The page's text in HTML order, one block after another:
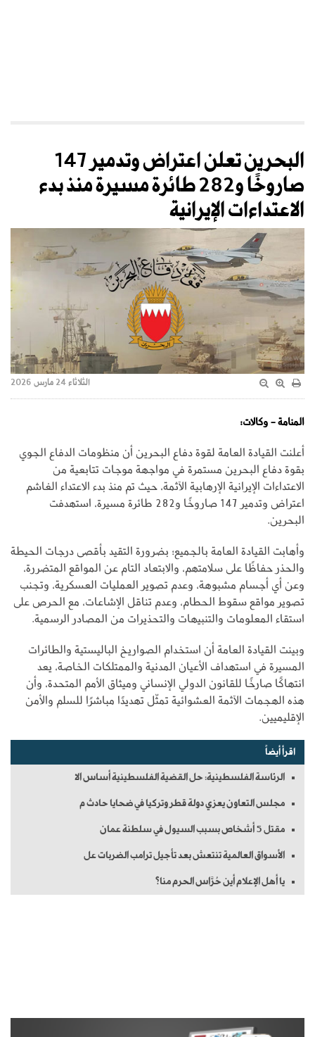
البحرين تعلن اعتراض وتدمير 147
صاروخًا و282 طائرة مسيرة منذ بدء
الاعتداءات الإيرانية
الثلاثاء 24 مارس 2026
المنامة - وكالات:
أعلنت القيادة العامة لقوة دفاع البحرين أن منظومات الدفاع الجوي
بقوة دفاع البحرين مستمرة في مواجهة موجات تتابعية من
الاعتداءات الإيرانية الإرهابية الآثمة، حيث تم منذ بدء الاعتداء الغاشم
اعتراض وتدمير 147 صاروخًا و282 طائرة مسيرة، استهدفت
البحرين.
وأهابت القيادة العامة بالجميع؛ بضرورة التقيد بأقصى درجات الحيطة
والحذر حفاظًا على سلامتهم، والابتعاد التام عن المواقع المتضررة،
وعن أي أجسام مشبوهة، وعدم تصوير العمليات العسكرية، وتجنب
تصوير مواقع سقوط الحطام، وعدم تناقل الإشاعات، مع الحرص على
استقاء المعلومات والتنبيهات والتحذيرات من المصادر الرسمية.
وبينت القيادة العامة أن استخدام الصواريخ الباليستية والطائرات
المسيرة في استهداف الأعيان المدنية والممتلكات الخاصة، يعد
انتهاكًا صارخًا للقانون الدولي الإنساني وميثاق الأمم المتحدة، وأن
هذه الهجمات الآثمة العشوائية تمثّل تهديدًا مباشرًا للسلم والأمن
الإقليميين.
اقرأ أيضاً
الرئاسة الفلسطينية: حل القضية الفلسطينية أساس الا
مجلس التعاون يعزي دولة قطر وتركيا في ضحايا حادث م
مقتل 5 أشخاص بسبب السيول في سلطنة عمان
الأسواق العالمية تنتعش بعد تأجيل ترامب الضربات عل
يا أهل الإعلام أين حُرَّاس الحرم منا؟